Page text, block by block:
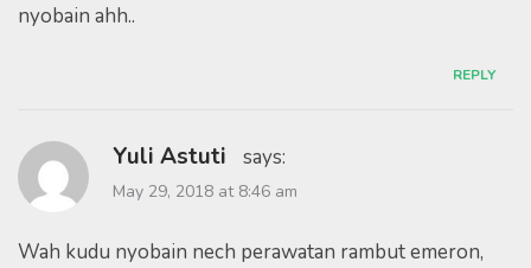
nyobain ahh..
REPLY
Yuli Astuti says:
May 29, 2018 at 8:46 am
Wah kudu nyobain nech perawatan rambut emeron,